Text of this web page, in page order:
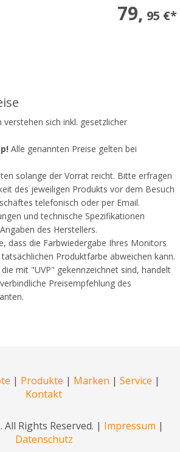
79, 95 €*
verstehen sich inkl. gesetzlicher
Alle genannten Preise gelten bei
solange der Vorrat reicht. Bitte erfragen
des jeweiligen Produkts vor dem Besuch
telefonisch oder per Email.
und technische Spezifikationen
des Herstellers.
dass die Farbwiedergabe Ihres Monitors
Produktfarbe abweichen kann.
die mit "UVP" gekennzeichnet sind, handelt
Preisempfehlung des
| Produkte | Marken | Service |
Kontakt
. All Rights Reserved. | Impressum |
Datenschutz